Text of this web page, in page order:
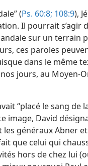
(Ps. 60:8; 108:9),
Il pourrait s’agir
sur un terrain
ces paroles
dans le même
jours, au Moyen-
“placé le sang de
image, David
généraux Abner
que celui qui
hors de chez lui